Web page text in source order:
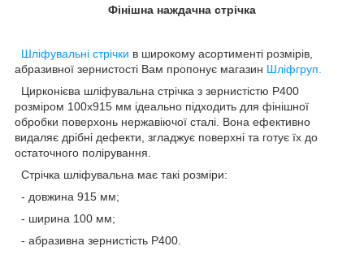
Фінішна наждачна стрічка
Шліфувальні стрічки в широкому асортименті розмірів,
абразивної зернистості Вам пропонує магазин Шліфгруп.
Цирконієва шліфувальна стрічка з зернистістю P400
розміром 100х915 мм ідеально підходить для фінішної
обробки поверхонь нержавіючої сталі. Вона ефективно
видаляє дрібні дефекти, згладжує поверхні та готує їх до
остаточного полірування.
Стрічка шліфувальна має такі розміри:
- довжина 915 мм;
- ширина 100 мм;
- абразивна зернистість Р400.